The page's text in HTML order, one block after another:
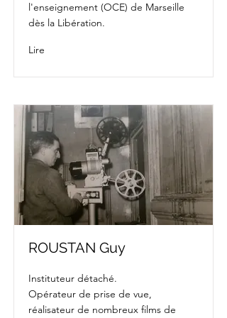
l'enseignement (OCE) de Marseille
dès la Libération.
Lire
ROUSTAN Guy
Instituteur détaché.
Opérateur de prise de vue,
réalisateur de nombreux films de